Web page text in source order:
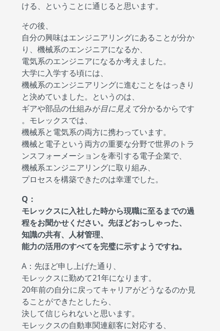
ける、ということに通じると思います。
その後、
自分の興味はエンジニアリングにあることが分か
り、機械系のエンジニアになるか、
電気系のエンジニアになるか考えました。
大学に入学する頃には、
機械系のエンジニアリングに進むことをはっきり
と決めていました。というのは、
ギアや部品の仕組みが目に見えて分かるからです
。モレックスでは、
機械系と電気系の両方に携わっています。
機械と電子という両方の重要な分野で世界のトラ
ンスフォーメーションを牽引する電子企業で、
機械系エンジニアリングに取り組み、
プロセスを構築できたのは幸運でした。
Q：
モレックスに入社した時から現職に至るまでの過
程をお聞かせください。先ほどおっしゃった、
知識の共有、人材管理、
能力の活用のすべてを完璧に示すようですね。
A：先ほど申し上げた通り、
モレックスに勤めて21年になります。
20年前の自分に戻ってキャリアがどうなるのか見
ることができたとしたら、
決して信じられないと思います。
モレックスの自動車関連顧客に対応する、